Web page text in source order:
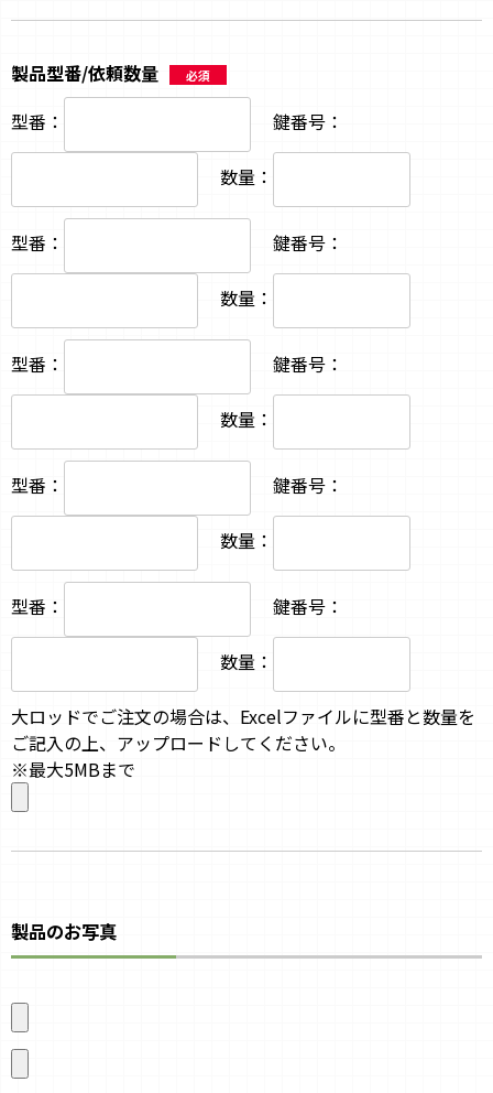
製品型番/依頼数量 必須
型番： 鍵番号：
数量：
型番： 鍵番号：
数量：
型番： 鍵番号：
数量：
型番： 鍵番号：
数量：
型番： 鍵番号：
数量：
大ロッドでご注文の場合は、Excelファイルに型番と数量を
ご記入の上、アップロードしてください。
※最大5MBまで
製品のお写真